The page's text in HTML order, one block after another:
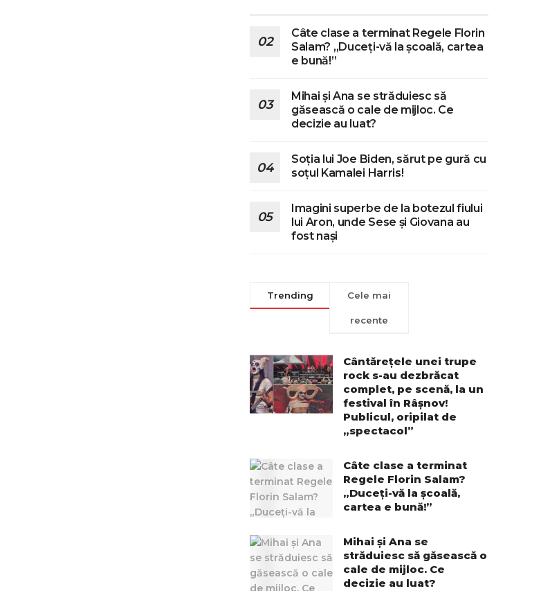
Câte clase a terminat Regele Florin
Salam? „Duceți-vă la școală, cartea
e bună!”
Mihai și Ana se străduiesc să
găsească o cale de mijloc. Ce
decizie au luat?
Soția lui Joe Biden, sărut pe gură cu
soțul Kamalei Harris!
Imagini superbe de la botezul fiului
lui Aron, unde Sese și Giovana au
fost nași
Trending Cele mai
recente
Cântărețele unei trupe
rock s-au dezbrăcat
complet, pe scenă, la un
festival în Râșnov!
Publicul, oripilat de
„spectacol”
Câte clase a terminat
Regele Florin Salam?
„Duceți-vă la școală,
cartea e bună!”
Mihai și Ana se
străduiesc să găsească o
cale de mijloc. Ce
decizie au luat?